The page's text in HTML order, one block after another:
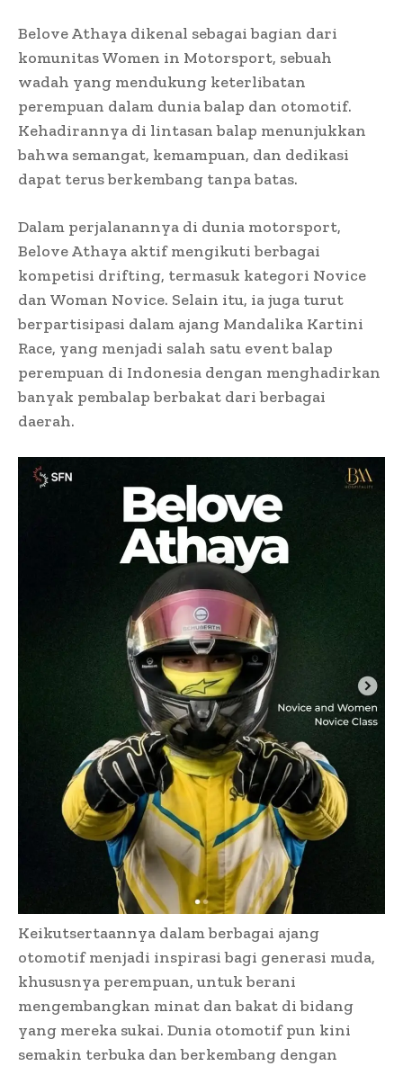
Belove Athaya dikenal sebagai bagian dari
komunitas Women in Motorsport, sebuah
wadah yang mendukung keterlibatan
perempuan dalam dunia balap dan otomotif.
Kehadirannya di lintasan balap menunjukkan
bahwa semangat, kemampuan, dan dedikasi
dapat terus berkembang tanpa batas.
Dalam perjalanannya di dunia motorsport,
Belove Athaya aktif mengikuti berbagai
kompetisi drifting, termasuk kategori Novice
dan Woman Novice. Selain itu, ia juga turut
berpartisipasi dalam ajang Mandalika Kartini
Race, yang menjadi salah satu event balap
perempuan di Indonesia dengan menghadirkan
banyak pembalap berbakat dari berbagai
daerah.
Keikutsertaannya dalam berbagai ajang
otomotif menjadi inspirasi bagi generasi muda,
khususnya perempuan, untuk berani
mengembangkan minat dan bakat di bidang
yang mereka sukai. Dunia otomotif pun kini
semakin terbuka dan berkembang dengan